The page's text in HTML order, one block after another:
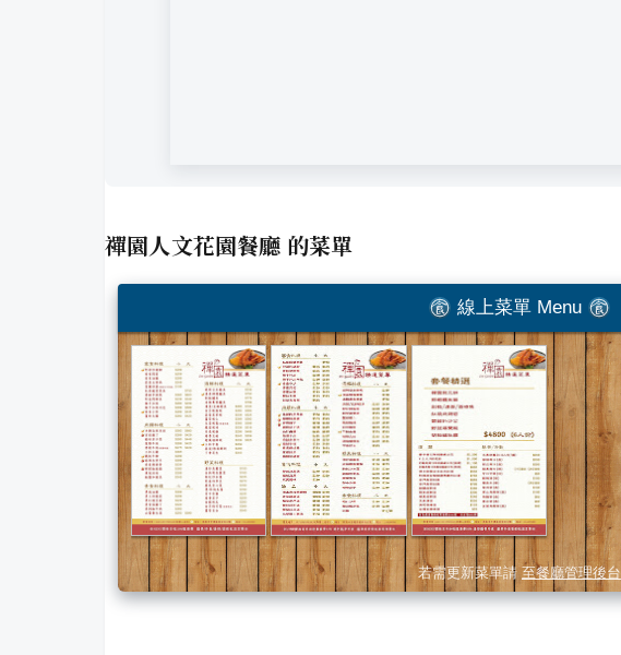
禪園人文花園餐廳 的菜單
線上菜單 Menu
若需更新菜單請 至餐廳管理後台